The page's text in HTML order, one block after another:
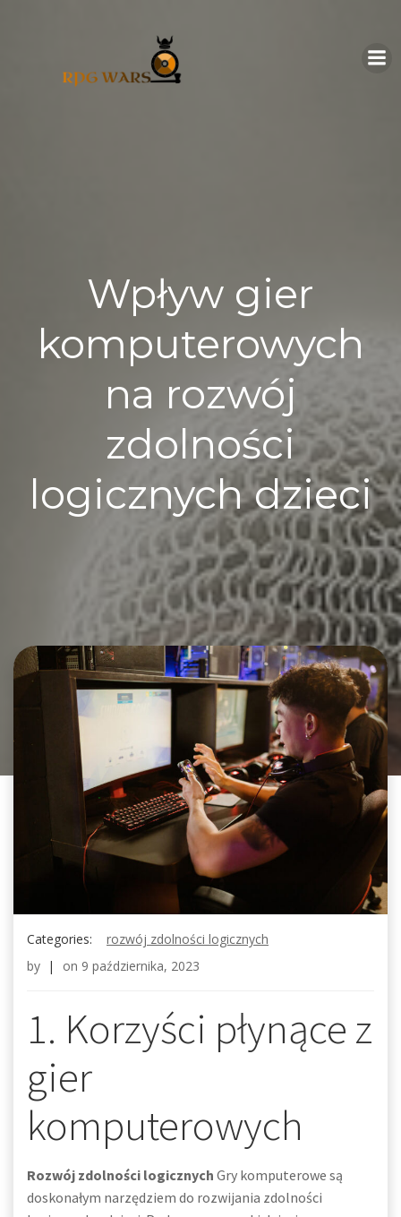
Wpływ gier
komputerowych
na rozwój
zdolności
logicznych dzieci
Categories:
rozwój zdolności logicznych
by | on 9 października, 2023
1. Korzyści płynące z
gier
komputerowych
Rozwój zdolności logicznych Gry komputerowe są
doskonałym narzędziem do rozwijania zdolności